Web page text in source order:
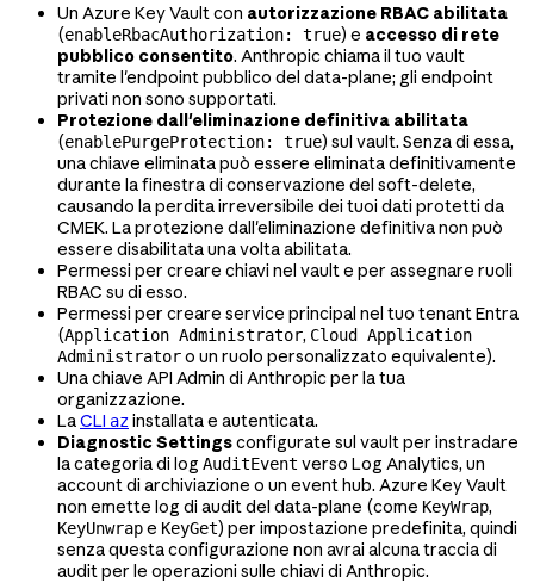
Un Azure Key Vault con autorizzazione RBAC abilitata
(enableRbacAuthorization: true) e accesso di rete
pubblico consentito. Anthropic chiama il tuo vault
tramite l'endpoint pubblico del data-plane; gli endpoint
privati non sono supportati.
Protezione dall'eliminazione definitiva abilitata
(enablePurgeProtection: true) sul vault. Senza di essa,
una chiave eliminata può essere eliminata definitivamente
durante la finestra di conservazione del soft-delete,
causando la perdita irreversibile dei tuoi dati protetti da
CMEK. La protezione dall'eliminazione definitiva non può
essere disabilitata una volta abilitata.
Permessi per creare chiavi nel vault e per assegnare ruoli
RBAC su di esso.
Permessi per creare service principal nel tuo tenant Entra
(Application Administrator, Cloud Application
Administratoro un ruolo personalizzato equivalente).
Una chiave API Admin di Anthropic per la tua
organizzazione.
LaCLI azinstallata e autenticata.
Diagnostic Settingsconfigurate sul vault per instradare
la categoria di log AuditEvent verso Log Analytics, un
account di archiviazione o un event hub. Azure Key Vault
non emette log di audit del data-plane (come KeyWrap,
KeyUnwrape KeyGet) per impostazione predefinita, quindi
senza questa configurazione non avrai alcuna traccia di
audit per le operazioni sulle chiavi di Anthropic.